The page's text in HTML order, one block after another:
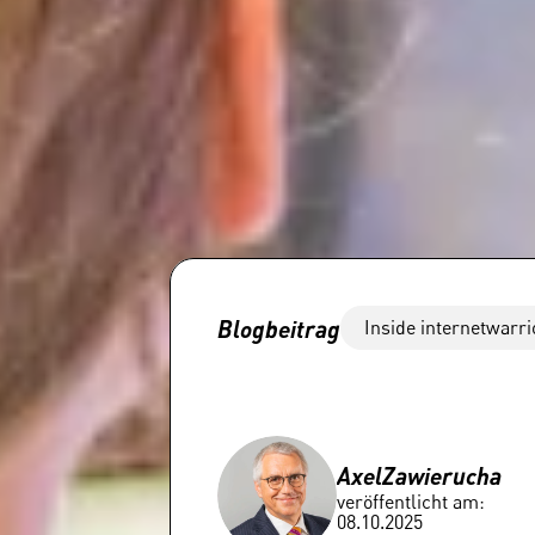
Blogbeitrag Inside
AxelZawierucha
veröffentlicht am:
08.10.2025